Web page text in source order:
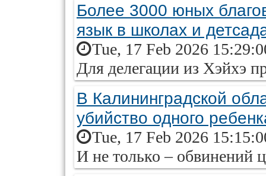
Более 3000 юных
язык в школах и
Tue, 17 Feb 2026
Для делегации из Хэйхэ
В Калининградской
убийство одного
Tue, 17 Feb 2026
И не только – обвинений